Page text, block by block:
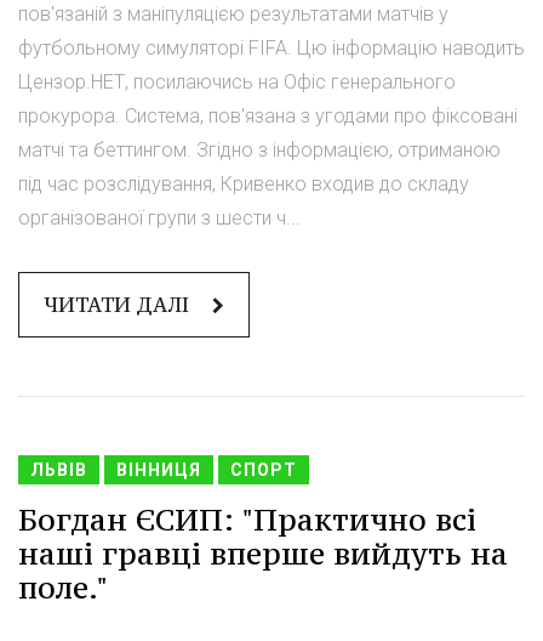
пов'язаній з маніпуляцією результатами матчів у
футбольному симуляторі FIFA. Цю інформацію наводить
Цензор.НЕТ, посилаючись на Офіс генерального
прокурора. Система, пов'язана з угодами про фіксовані
матчі та беттингом. Згідно з інформацією, отриманою
під час розслідування, Кривенко входив до складу
організованої групи з шести ч...
ЧИТАТИ ДАЛІ
ЛЬВІВ ВІННИЦЯ СПОРТ
Богдан ЄСИП: "Практично всі
наші гравці вперше вийдуть на
поле."